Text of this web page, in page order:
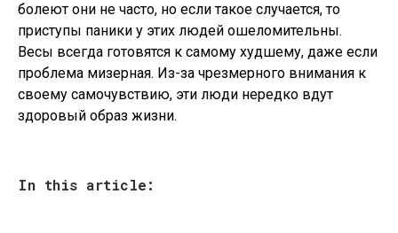
болеют они не часто, но если такое случается, то
приступы паники у этих людей ошеломительны.
Весы всегда готовятся к самому худшему, даже если
проблема мизерная. Из-за чрезмерного внимания к
своему самочувствию, эти люди нередко вдут
здоровый образ жизни.
In this article: